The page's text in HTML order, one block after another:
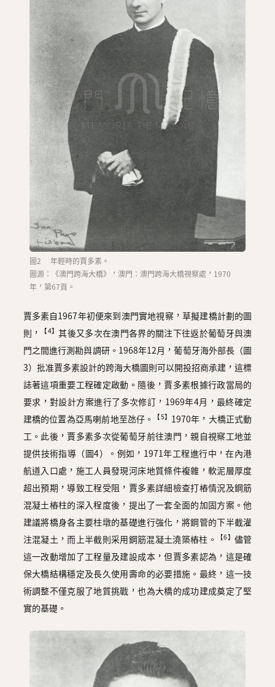
圖2 年輕時的賈多素。
圖源：《澳門跨海大橋》，澳門：澳門跨海大橋視察處，1970
年，第67頁。
賈多素自1967年初便來到澳門實地視察，草擬建橋計劃的圖
則，
【4】 其後又多次在澳門各界的關注下往返於葡萄牙與澳
門之間進行測勘與調研。1968年12月，葡萄牙海外部長（圖
3）批准賈多素設計的跨海大橋圖則可以開投招商承建，這標
誌著這項重要工程確定啟動。隨後，賈多素根據行政當局的
要求，對設計方案進行了多次修訂，1969年4月，最終確定
建橋的位置為亞馬喇前地至氹仔。
【5】 1970年，大橋正式動
工。此後，賈多素多次從葡萄牙前往澳門，親自視察工地並
提供技術指導（圖4）。例如，1971年工程進行中，在內港
航道入口處，施工人員發現河床地質條件複雜，軟泥層厚度
超出預期，導致工程受阻，賈多素詳細檢查打樁情況及鋼筋
混凝土樁柱的深入程度後，提出了一套全面的加固方案。他
建議將橋身各主要柱墩的基礎進行強化，將鋼管的下半截灌
注混凝土，而上半截則采用鋼筋混凝土澆築樁柱。
【6】 儘管
這一改動增加了工程量及建設成本，但賈多素認為，這是確
保大橋結構穩定及長久使用壽命的必要措施。最終，這一技
術調整不僅克服了地質挑戰，也為大橋的成功建成奠定了堅
實的基礎。